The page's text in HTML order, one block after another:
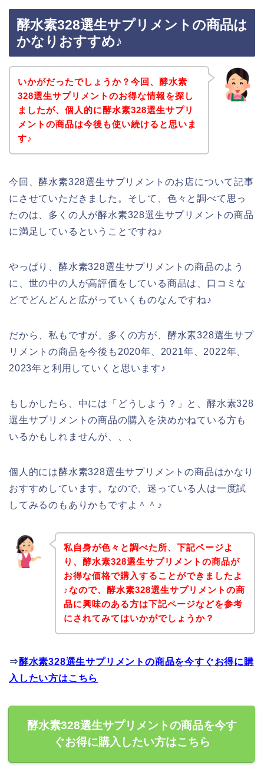
酵水素328選生サプリメントの商品は
かなりおすすめ♪
いかがだったでしょうか？今回、酵水素
328選生サプリメントのお得な情報を探し
ましたが、個人的に酵水素328選生サプリ
メントの商品は今後も使い続けると思いま
す♪
今回、酵水素328選生サプリメントのお店について記事
にさせていただきました。そして、色々と調べて思っ
たのは、多くの人が酵水素328選生サプリメントの商品
に満足しているということですね♪
やっぱり、酵水素328選生サプリメントの商品のよう
に、世の中の人が高評価をしている商品は、口コミな
どでどんどんと広がっていくものなんですね♪
だから、私もですが、多くの方が、酵水素328選生サプ
リメントの商品を今後も2020年、2021年、2022年、
2023年と利用していくと思います♪
もしかしたら、中には「どうしよう？」と、酵水素328
選生サプリメントの商品の購入を決めかねている方も
いるかもしれませんが、、、
個人的には酵水素328選生サプリメントの商品はかなり
おすすめしています。なので、迷っている人は一度試
してみるのもありかもですよ＾＾♪
私自身が色々と調べた所、下記ページよ
り、酵水素328選生サプリメントの商品が
お得な価格で購入することができましたよ
♪なので、酵水素328選生サプリメントの商
品に興味のある方は下記ページなどを参考
にされてみてはいかがでしょうか？
⇒酵水素328選生サプリメントの商品を今すぐお得に購
入したい方はこちら
酵水素328選生サプリメントの商品を今す
ぐお得に購入したい方はこちら